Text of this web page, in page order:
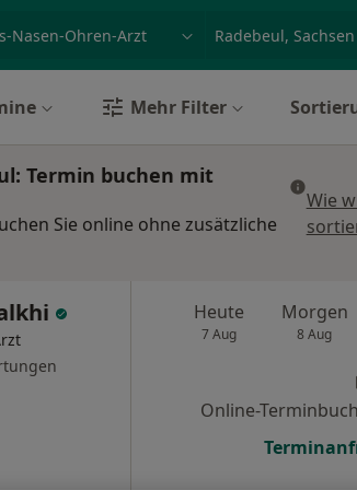
Mehr Filter
Termin buchen mit
Sie online ohne zusätzliche
Wie
Heute
7 Aug
Morgen
8 Aug
Online-